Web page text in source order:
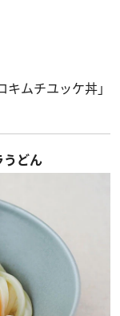
ムチユッケ丼」
どん